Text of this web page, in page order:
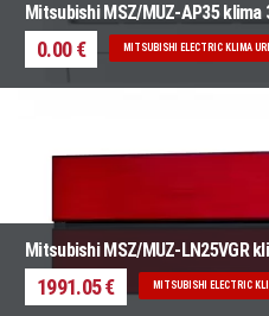
Mitsubishi MSZ/MUZ-AP35 klima
0.00 € MITSUBISHI ELECTRIC KLIMA
Mitsubishi MSZ/MUZ-LN25VGR
1991.05 € MITSUBISHI ELECTRIC